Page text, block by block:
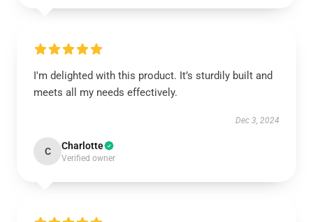
I'm delighted with this product. It’s sturdily built and
meets all my needs effectively.
Dec 3, 2024
C Charlotte
Verified owner